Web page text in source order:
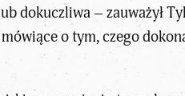
dokuczliwa – zauważył
o tym, czego